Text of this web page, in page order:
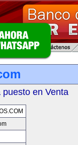
en Venta